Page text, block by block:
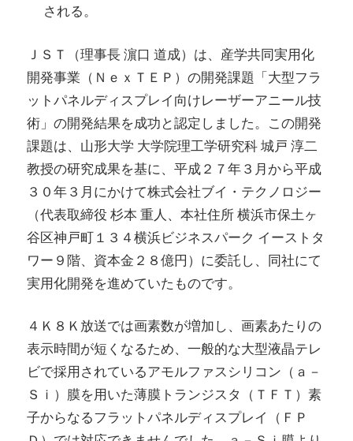
される。
ＪＳＴ（理事長 濵口 道成）は、産学共同実用化
開発事業（ＮｅｘＴＥＰ）の開発課題「大型フラ
ットパネルディスプレイ向けレーザーアニール技
術」の開発結果を成功と認定しました。この開発
課題は、山形大学 大学院理工学研究科 城戸 淳二
教授の研究成果を基に、平成２７年３月から平成
３０年３月にかけて株式会社ブイ・テクノロジー
（代表取締役 杉本 重人、本社住所 横浜市保土ヶ
谷区神戸町１３４横浜ビジネスパーク イーストタ
ワー９階、資本金２８億円）に委託し、同社にて
実用化開発を進めていたものです。
４Ｋ８Ｋ放送では画素数が増加し、画素あたりの
表示時間が短くなるため、一般的な大型液晶テレ
ビで採用されているアモルファスシリコン（ａ－
Ｓｉ）膜を用いた薄膜トランジスタ（ＴＦＴ）素
子からなるフラットパネルディスプレイ（ＦＰ